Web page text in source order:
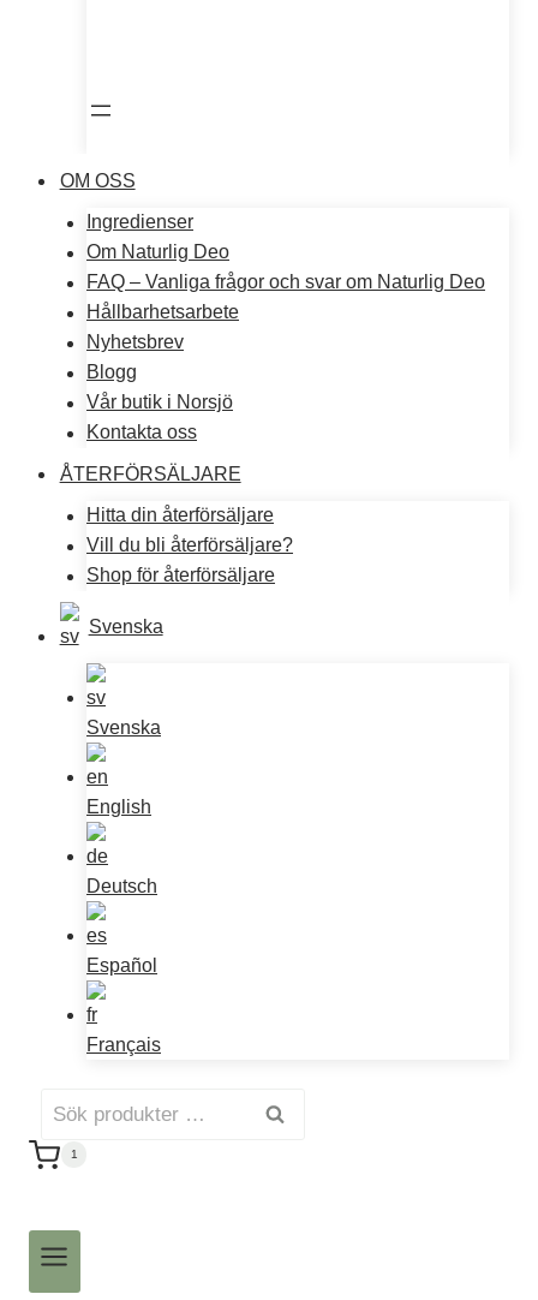
OM OSS
Ingredienser
Om Naturlig Deo
FAQ – Vanliga frågor och svar om Naturlig Deo
Hållbarhetsarbete
Nyhetsbrev
Blogg
Vår butik i Norsjö
Kontakta oss
ÅTERFÖRSÄLJARE
Hitta din återförsäljare
Vill du bli återförsäljare?
Shop för återförsäljare
Svenska
Svenska
English
Deutsch
Español
Français
Sök
Sök
1